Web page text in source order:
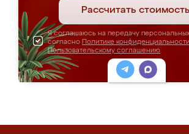
Рассчитать стоимость
Я соглашаюсь на передачу
согласно Политике конфиденциальности
Пользовательскому соглашению